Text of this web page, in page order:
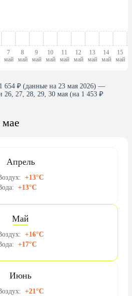
7
май
8
май
9
май
10
май
11
май
12
май
13
май
14
май
15
май
654 ₽ (данные на 23 мая 2026) —
26, 27, 28, 29, 30 мая (на 1 453 ₽
Апрель
+13°C
+13°C
Май
+16°C
+17°C
Июнь
+21°C